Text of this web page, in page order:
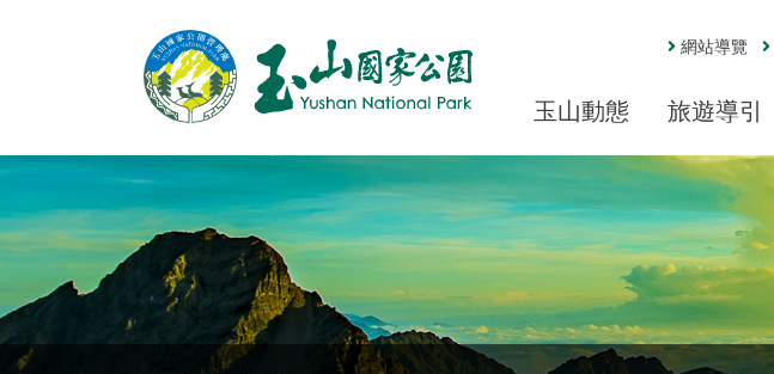
網站導覽
玉山動態 旅遊導引